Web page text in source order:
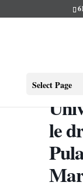
Select Page
le